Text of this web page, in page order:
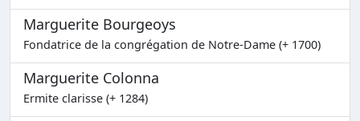
Marguerite Bourgeoys
Fondatrice de la congrégation de Notre-Dame (+ 1700)
Marguerite Colonna
Ermite clarisse (+ 1284)